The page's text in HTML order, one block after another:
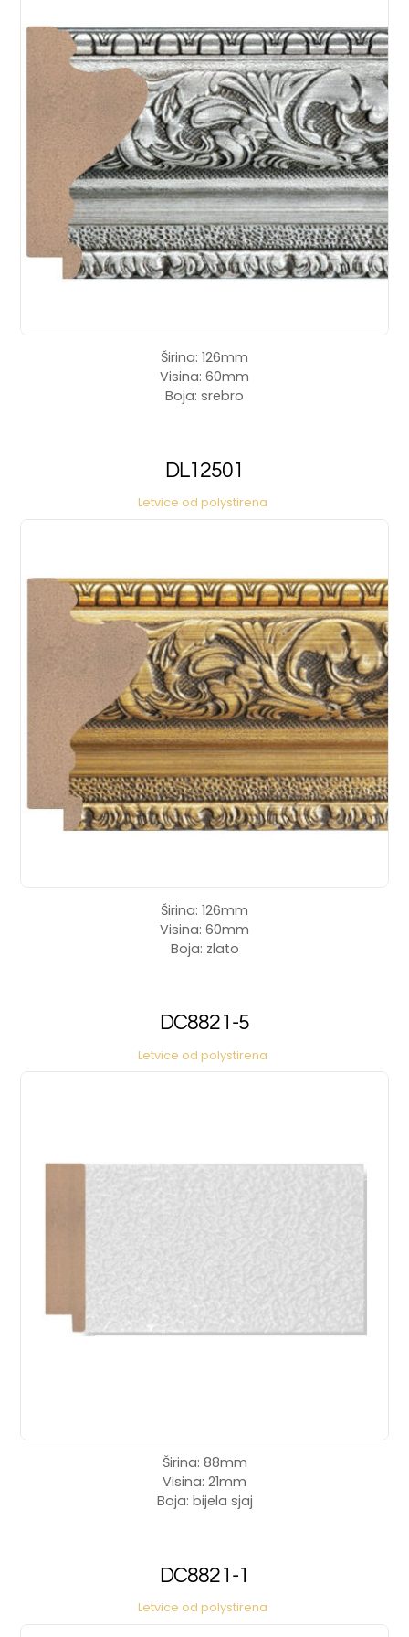
Širina: 126mm
Visina: 60mm
Boja: srebro
DL12501
Letvice od polystirena
Širina: 126mm
Visina: 60mm
Boja: zlato
DC8821-5
Letvice od polystirena
Širina: 88mm
Visina: 21mm
Boja: bijela sjaj
DC8821-1
Letvice od polystirena